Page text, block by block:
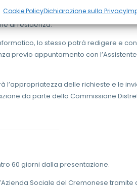
Cookie PolicyDichiarazione sulla Privacy
poi a mezzo e-mail ad inviare il
di residenza.
lo stesso potrà redigere e
previo appuntamento con
l’appropriatezza delle richieste e le
da parte della Commissione
60 giorni dalla presentazione.
Sociale del Cremonese tramite